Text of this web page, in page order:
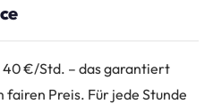
40 €/Std. – das garantiert
fairen Preis. Für jede Stunde